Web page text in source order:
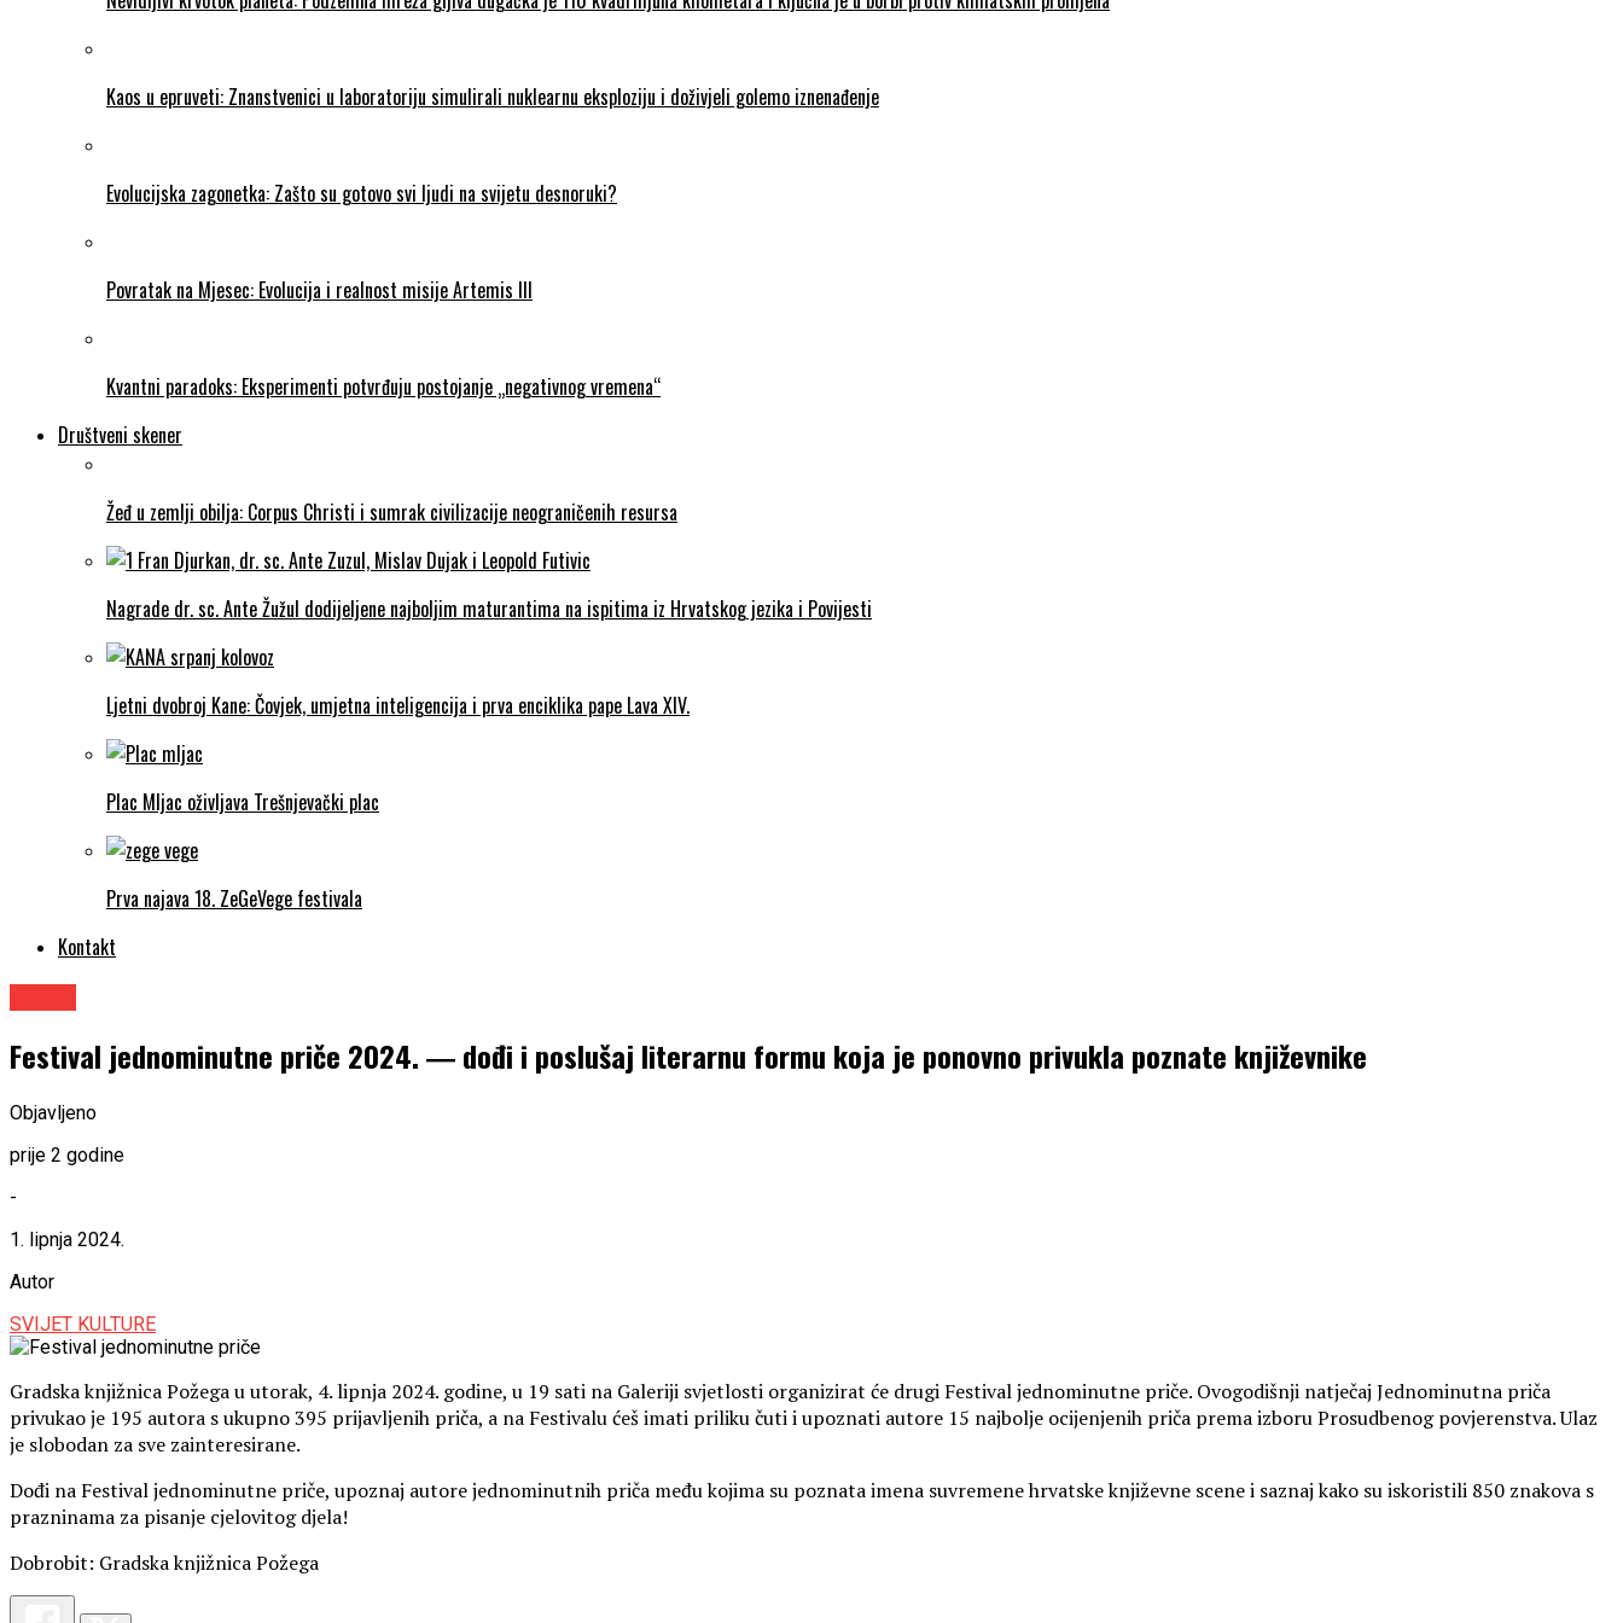
Kaos u epruveti: Znanstvenici u laboratoriju simulirali nuklearnu eksploziju i doživjeli golemo iznenađenje
Evolucijska zagonetka: Zašto su gotovo svi ljudi na svijetu desnoruki?
Povratak na Mjesec: Evolucija i realnost misije Artemis III
Kvantni paradoks: Eksperimenti potvrđuju postojanje „negativnog vremena“
Društveni skener
Žeđ u zemlji obilja: Corpus Christi i sumrak civilizacije neograničenih resursa
Nagrade dr. sc. Ante Žužul dodijeljene najboljim maturantima na ispitima iz Hrvatskog jezika i Povijesti
Ljetni dvobroj Kane: Čovjek, umjetna inteligencija i prva enciklika pape Lava XIV.
Plac Mljac oživljava Trešnjevački plac
Prva najava 18. ZeGeVege festivala
Kontakt
Festival jednominutne priče 2024. ― dođi i poslušaj literarnu formu koja je ponovno privukla poznate književnike
Objavljeno
prije 2 godine
-
1. lipnja 2024.
Autor
SVIJET KULTURE
Gradska knjižnica Požega u utorak, 4. lipnja 2024. godine, u 19 sati na Galeriji svjetlosti organizirat će drugi Festival jednominutne priče. Ovogodišnji natječaj Jednominutna priča
privukao je 195 autora s ukupno 395 prijavljenih priča, a na Festivalu ćeš imati priliku čuti i upoznati autore 15 najbolje ocijenjenih priča prema izboru Prosudbenog povjerenstva. Ulaz
je slobodan za sve zainteresirane.
Dođi na Festival jednominutne priče, upoznaj autore jednominutnih priča među kojima su poznata imena suvremene hrvatske književne scene i saznaj kako su iskoristili 850 znakova s
prazninama za pisanje cjelovitog djela!
Dobrobit: Gradska knjižnica Požega